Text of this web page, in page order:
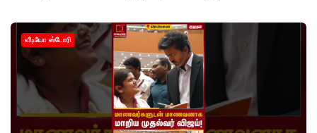
வீடியோ ஸ்டோரி